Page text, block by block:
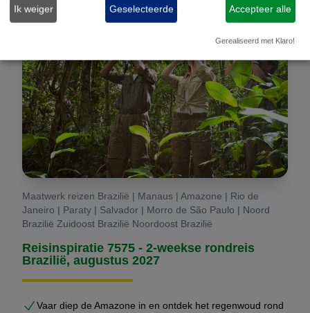
Maatwerk reizen Brazilië | Manaus | Amazone | Rio de
Janeiro | Paraty | Salvador | Morro de São Paulo | Noord
Brazilië Zuidoost Brazilië Noordoost Brazilië
Reisinspiratie 7575 - 2-weekse rondreis
Brazilië, augustus 2027
Vaar diep de Amazone in en ontdek het regenwoud rond
Ik weiger Geselecteerde Accepteer alle
Gerealiseerd met Klaro!